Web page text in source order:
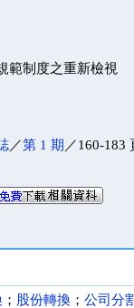
範制度之重新檢視
／第 1 期 ／160-183
； 股份轉換 ； 公司分